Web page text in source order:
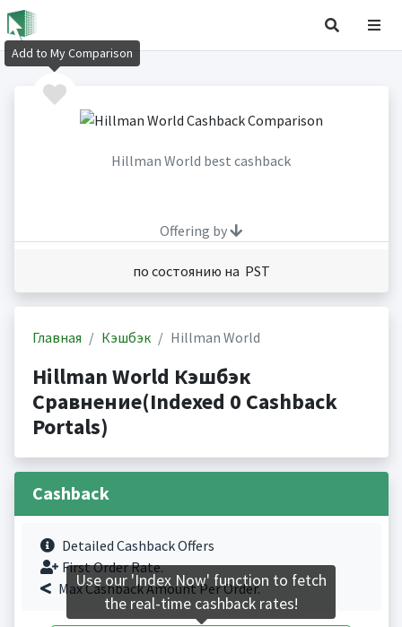
Hillman World best cashback
Offering by
по состоянию на PST
Главная Кэшбэк Hillman World
Hillman World Кэшбэк
Сравнение(Indexed 0 Cashback
Portals)
Cashback
Detailed Cashback Offers
First Order Rate.
Max Cashback Amount Per Order.
Add to My Comparison
Use our 'Index Now' function to fetch
the real-time cashback rates!